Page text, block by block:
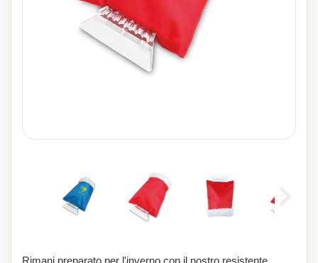
Rimani preparato per l'inverno con il nostro resistente